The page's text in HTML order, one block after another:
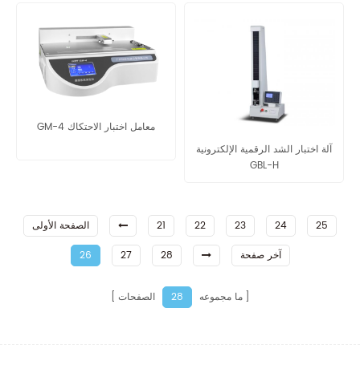
GM-4 معامل اختبار الاحتكاك
آلة اختبار الشد الرقمية الإلكترونية
GBL-H
الصفحة الأولى 21 22 23 24
25
26
27 28 آخر صفحة
ما مجموعه 28 الصفحات